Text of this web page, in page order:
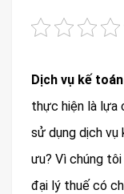
Dịch vụ kế
thực hiện là lựa
sử dụng dịch vụ
ưu? Vì chúng
đại lý thuế có